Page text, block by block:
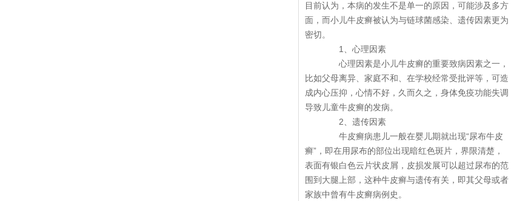
目前认为，本病的发生不是单一的原因，可能涉及多方
面，而小儿牛皮癣被认为与链球菌感染、遗传因素更为
密切。
1、心理因素
心理因素是小儿牛皮癣的重要致病因素之一，
比如父母离异、家庭不和、在学校经常受批评等，可造
成内心压抑，心情不好，久而久之，身体免疫功能失调
导致儿童牛皮癣的发病。
2、遗传因素
牛皮癣病患儿一般在婴儿期就出现“尿布牛皮
癣”，即在用尿布的部位出现暗红色斑片，界限清楚，
表面有银白色云片状皮屑，皮损发展可以超过尿布的范
围到大腿上部，这种牛皮癣与遗传有关，即其父母或者
家族中曾有牛皮癣病例史。